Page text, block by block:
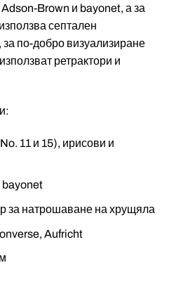
Brown и bayonet, а за
септален
по-добро визуализиране
ретрактори и
11 и 15), ирисови и
bayonet
за натрошаване на хрущяла
Aufricht